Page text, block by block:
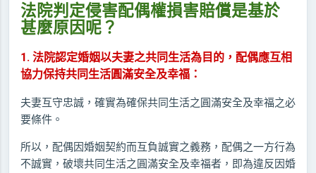
法院判定侵害配偶權損害賠償是基於
甚麼原因呢？
1. 法院認定婚姻以夫妻之共同生活為目的，配偶應互相
協力保持共同生活圓滿安全及幸福：
夫妻互守忠誠，確實為確保共同生活之圓滿安全及幸福之必
要條件。
所以，配偶因婚姻契約而互負誠實之義務，配偶之一方行為
不誠實，破壞共同生活之圓滿安全及幸福者，即為違反因婚